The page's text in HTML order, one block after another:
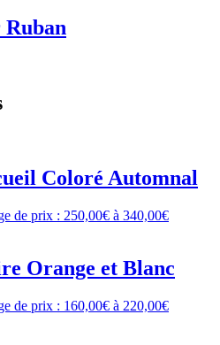
Coloré Automnal
de prix : 250,00€ à 340,00€
Orange et Blanc
de prix : 160,00€ à 220,00€